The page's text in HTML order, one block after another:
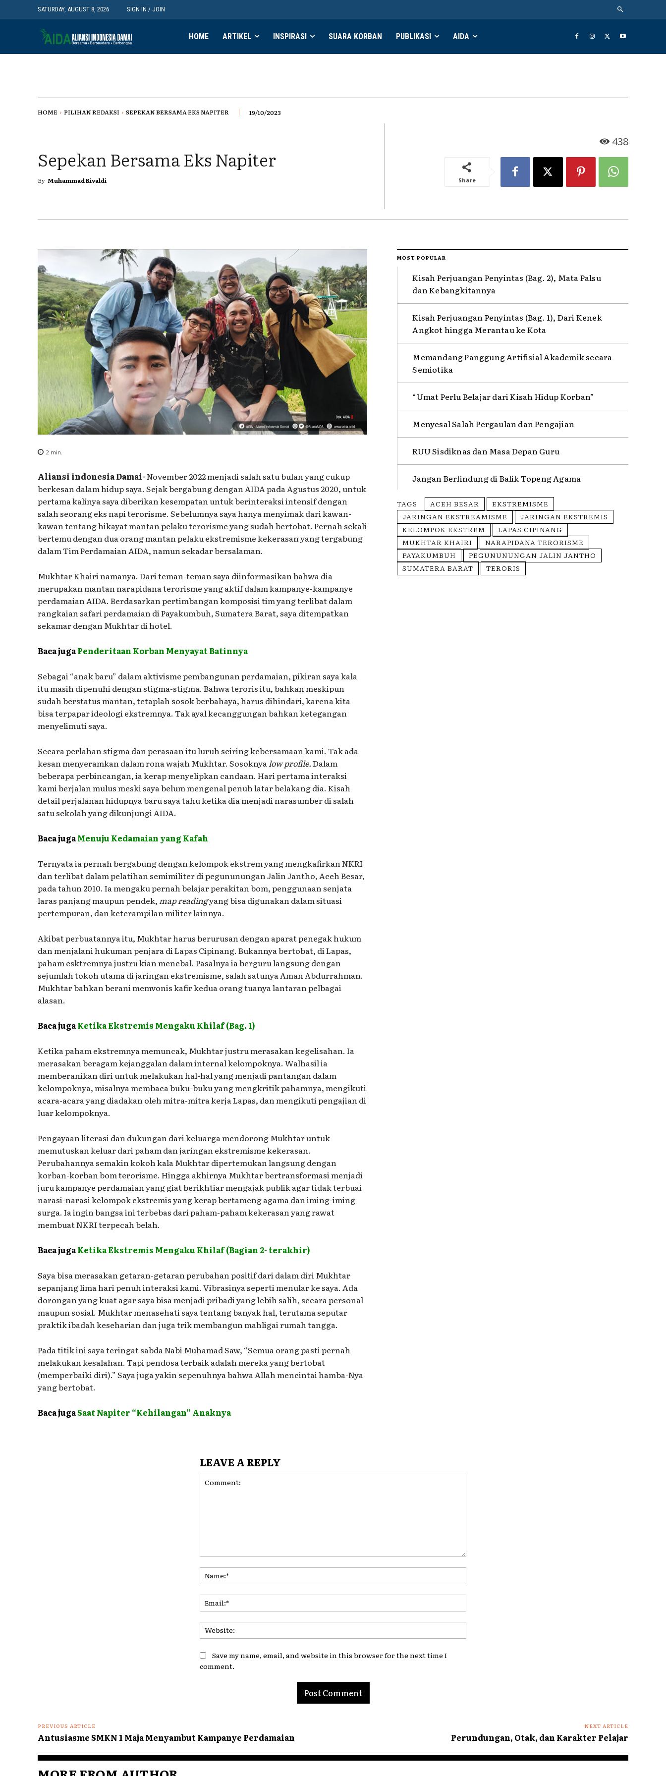
SATURDAY, AUGUST 8, 2026 SIGN IN / JOIN
HOME ARTIKEL INSPIRASI SUARA KORBAN PUBLIKASI AIDA
HOME PILIHAN REDAKSI SEPEKAN BERSAMA EKS NAPITER 19/10/2023
Sepekan Bersama Eks Napiter
By Muhammad Rivaldi
438
Share
2 min.
Aliansi indonesia Damai-November 2022 menjadi salah satu bulan yang cukup
berkesan dalam hidup saya. Sejak bergabung dengan AIDA pada Agustus 2020, untuk
pertama kalinya saya diberikan kesempatan untuk berinteraksi intensif dengan
salah seorang eks napi terorisme. Sebelumnya saya hanya menyimak dari kawan-
kawan tentang hikayat mantan pelaku terorisme yang sudah bertobat. Pernah sekali
bertemu dengan dua orang mantan pelaku ekstremisme kekerasan yang tergabung
dalam Tim Perdamaian AIDA, namun sekadar bersalaman.
Mukhtar Khairi namanya. Dari teman-teman saya diinformasikan bahwa dia
merupakan mantan narapidana terorisme yang aktif dalam kampanye-kampanye
perdamaian AIDA. Berdasarkan pertimbangan komposisi tim yang terlibat dalam
rangkaian safari perdamaian di Payakumbuh, Sumatera Barat, saya ditempatkan
sekamar dengan Mukhtar di hotel.
Baca jugaPenderitaan Korban Menyayat Batinnya
Sebagai “anak baru” dalam aktivisme pembangunan perdamaian, pikiran saya kala
itu masih dipenuhi dengan stigma-stigma. Bahwa teroris itu, bahkan meskipun
sudah berstatus mantan, tetaplah sosok berbahaya, harus dihindari, karena kita
bisa terpapar ideologi ekstremnya. Tak ayal kecanggungan bahkan ketegangan
menyelimuti saya.
Secara perlahan stigma dan perasaan itu luruh seiring kebersamaan kami. Tak ada
kesan menyeramkan dalam rona wajah Mukhtar. Sosoknyalow profile.Dalam
beberapa perbincangan, ia kerap menyelipkan candaan. Hari pertama interaksi
kami berjalan mulus meski saya belum mengenal penuh latar belakang dia. Kisah
detail perjalanan hidupnya baru saya tahu ketika dia menjadi narasumber di salah
satu sekolah yang dikunjungi AIDA.
Baca jugaMenuju Kedamaian yang Kafah
Ternyata ia pernah bergabung dengan kelompok ekstrem yang mengkafirkan NKRI
dan terlibat dalam pelatihan semimiliter di pegununungan Jalin Jantho, Aceh Besar,
pada tahun 2010. Ia mengaku pernah belajar perakitan bom, penggunaan senjata
laras panjang maupun pendek, map readingyang bisa digunakan dalam situasi
pertempuran, dan keterampilan militer lainnya.
Akibat perbuatannya itu, Mukhtar harus berurusan dengan aparat penegak hukum
dan menjalani hukuman penjara di Lapas Cipinang. Bukannya bertobat, di Lapas,
paham esktremnya justru kian menebal. Pasalnya ia berguru langsung dengan
sejumlah tokoh utama di jaringan ekstremisme, salah satunya Aman Abdurrahman.
Mukhtar bahkan berani memvonis kafir kedua orang tuanya lantaran pelbagai
alasan.
Baca jugaKetika Ekstremis Mengaku Khilaf (Bag. 1)
Ketika paham ekstremnya memuncak, Mukhtar justru merasakan kegelisahan. Ia
merasakan beragam kejanggalan dalam internal kelompoknya. Walhasil ia
memberanikan diri untuk melakukan hal-hal yang menjadi pantangan dalam
kelompoknya, misalnya membaca buku-buku yang mengkritik pahamnya, mengikuti
acara-acara yang diadakan oleh mitra-mitra kerja Lapas, dan mengikuti pengajian di
luar kelompoknya.
Pengayaan literasi dan dukungan dari keluarga mendorong Mukhtar untuk
memutuskan keluar dari paham dan jaringan ekstremisme kekerasan.
Perubahannya semakin kokoh kala Mukhtar dipertemukan langsung dengan
korban-korban bom terorisme. Hingga akhirnya Mukhtar bertransformasi menjadi
juru kampanye perdamaian yang giat berikhtiar mengajak publik agar tidak terbuai
narasi-narasi kelompok ekstremis yang kerap bertameng agama dan iming-iming
surga. Ia ingin bangsa ini terbebas dari paham-paham kekerasan yang rawat
membuat NKRI terpecah belah.
Baca jugaKetika Ekstremis Mengaku Khilaf (Bagian 2- terakhir)
Saya bisa merasakan getaran-getaran perubahan positif dari dalam diri Mukhtar
sepanjang lima hari penuh interaksi kami. Vibrasinya seperti menular ke saya. Ada
dorongan yang kuat agar saya bisa menjadi pribadi yang lebih salih, secara personal
maupun sosial. Mukhtar menasehati saya tentang banyak hal, terutama seputar
praktik ibadah keseharian dan juga trik membangun mahligai rumah tangga.
Pada titik ini saya teringat sabda Nabi Muhamad Saw, “Semua orang pasti pernah
melakukan kesalahan. Tapi pendosa terbaik adalah mereka yang bertobat
(memperbaiki diri).” Saya juga yakin sepenuhnya bahwa Allah mencintai hamba-Nya
yang bertobat.
Baca jugaSaat Napiter “Kehilangan” Anaknya
MOST POPULAR
Kisah Perjuangan Penyintas (Bag. 2), Mata Palsu
dan Kebangkitannya
Kisah Perjuangan Penyintas (Bag. 1), Dari Kenek
Angkot hingga Merantau ke Kota
Memandang Panggung Artifisial Akademik secara
Semiotika
“Umat Perlu Belajar dari Kisah Hidup Korban”
Menyesal Salah Pergaulan dan Pengajian
RUU Sisdiknas dan Masa Depan Guru
Jangan Berlindung di Balik Topeng Agama
TAGS ACEH BESAR
EKSTREMISME
JARINGAN EKSTREAMISME
JARINGAN EKSTREMIS
KELOMPOK EKSTREM
LAPAS CIPINANG
MUKHTAR KHAIRI
NARAPIDANA TERORISME
PAYAKUMBUH
PEGUNUNUNGAN JALIN JANTHO
SUMATERA BARAT
TERORIS
LEAVE A REPLY
Save my name, email, and website in this browser for the next time I
comment.
PREVIOUS ARTICLE
Antusiasme SMKN 1 Maja Menyambut Kampanye Perdamaian
NEXT ARTICLE
Perundungan, Otak, dan Karakter Pelajar